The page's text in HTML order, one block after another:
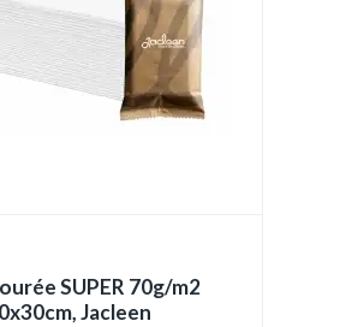
SUPER 70g/m2
Jacleen